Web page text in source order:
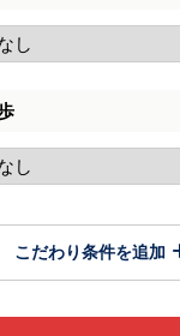
こだわり条件を追加